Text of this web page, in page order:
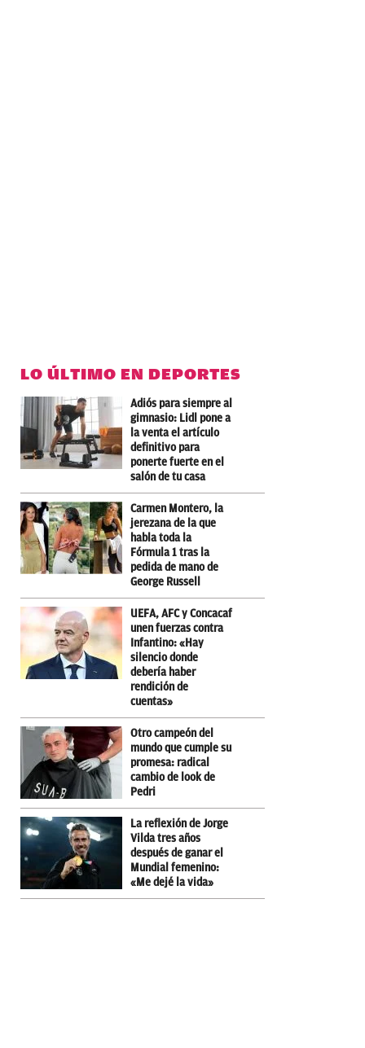
LO ÚLTIMO EN DEPORTES
Adiós para siempre al
gimnasio: Lidl pone a
la venta el artículo
definitivo para
ponerte fuerte en el
salón de tu casa
Carmen Montero, la
jerezana de la que
habla toda la
Fórmula 1 tras la
pedida de mano de
George Russell
UEFA, AFC y Concacaf
unen fuerzas contra
Infantino: «Hay
silencio donde
debería haber
rendición de
cuentas»
Otro campeón del
mundo que cumple su
promesa: radical
cambio de look de
Pedri
La reflexión de Jorge
Vilda tres años
después de ganar el
Mundial femenino:
«Me dejé la vida»